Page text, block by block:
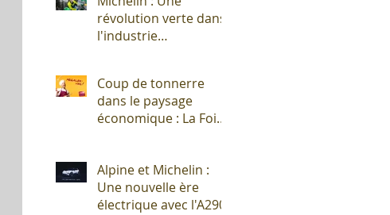
révolution verte dans
l'industrie
Coup de tonnerre
dans le paysage
économique : La Foire
c'est fini !
Alpine et Michelin :
Une nouvelle ère
électrique avec l'A290